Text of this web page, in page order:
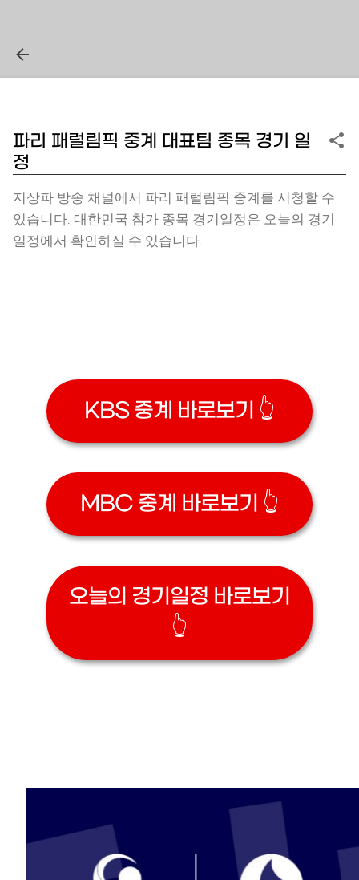
파리 패럴림픽 중계 대표팀 종목 경기 일
정
지상파 방송 채널에서 파리 패럴림픽 중계를 시청할 수
있습니다. 대한민국 참가 종목 경기일정은 오늘의 경기
일정에서 확인하실 수 있습니다.
KBS 중계 바로보기 👆
MBC 중계 바로보기 👆
오늘의 경기일정 바로보기
👆